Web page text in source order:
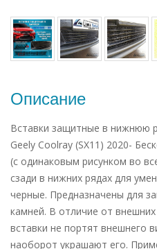
Описание
Вставки защитные в нижнюю
Geely Coolray (SX11) 2020-
(с одинаковым рисунком во
сзади в нижних рядах для
черные. Предназначены для
камней. В отличие от
вставки не портят внешнего
наоборот украшают его.